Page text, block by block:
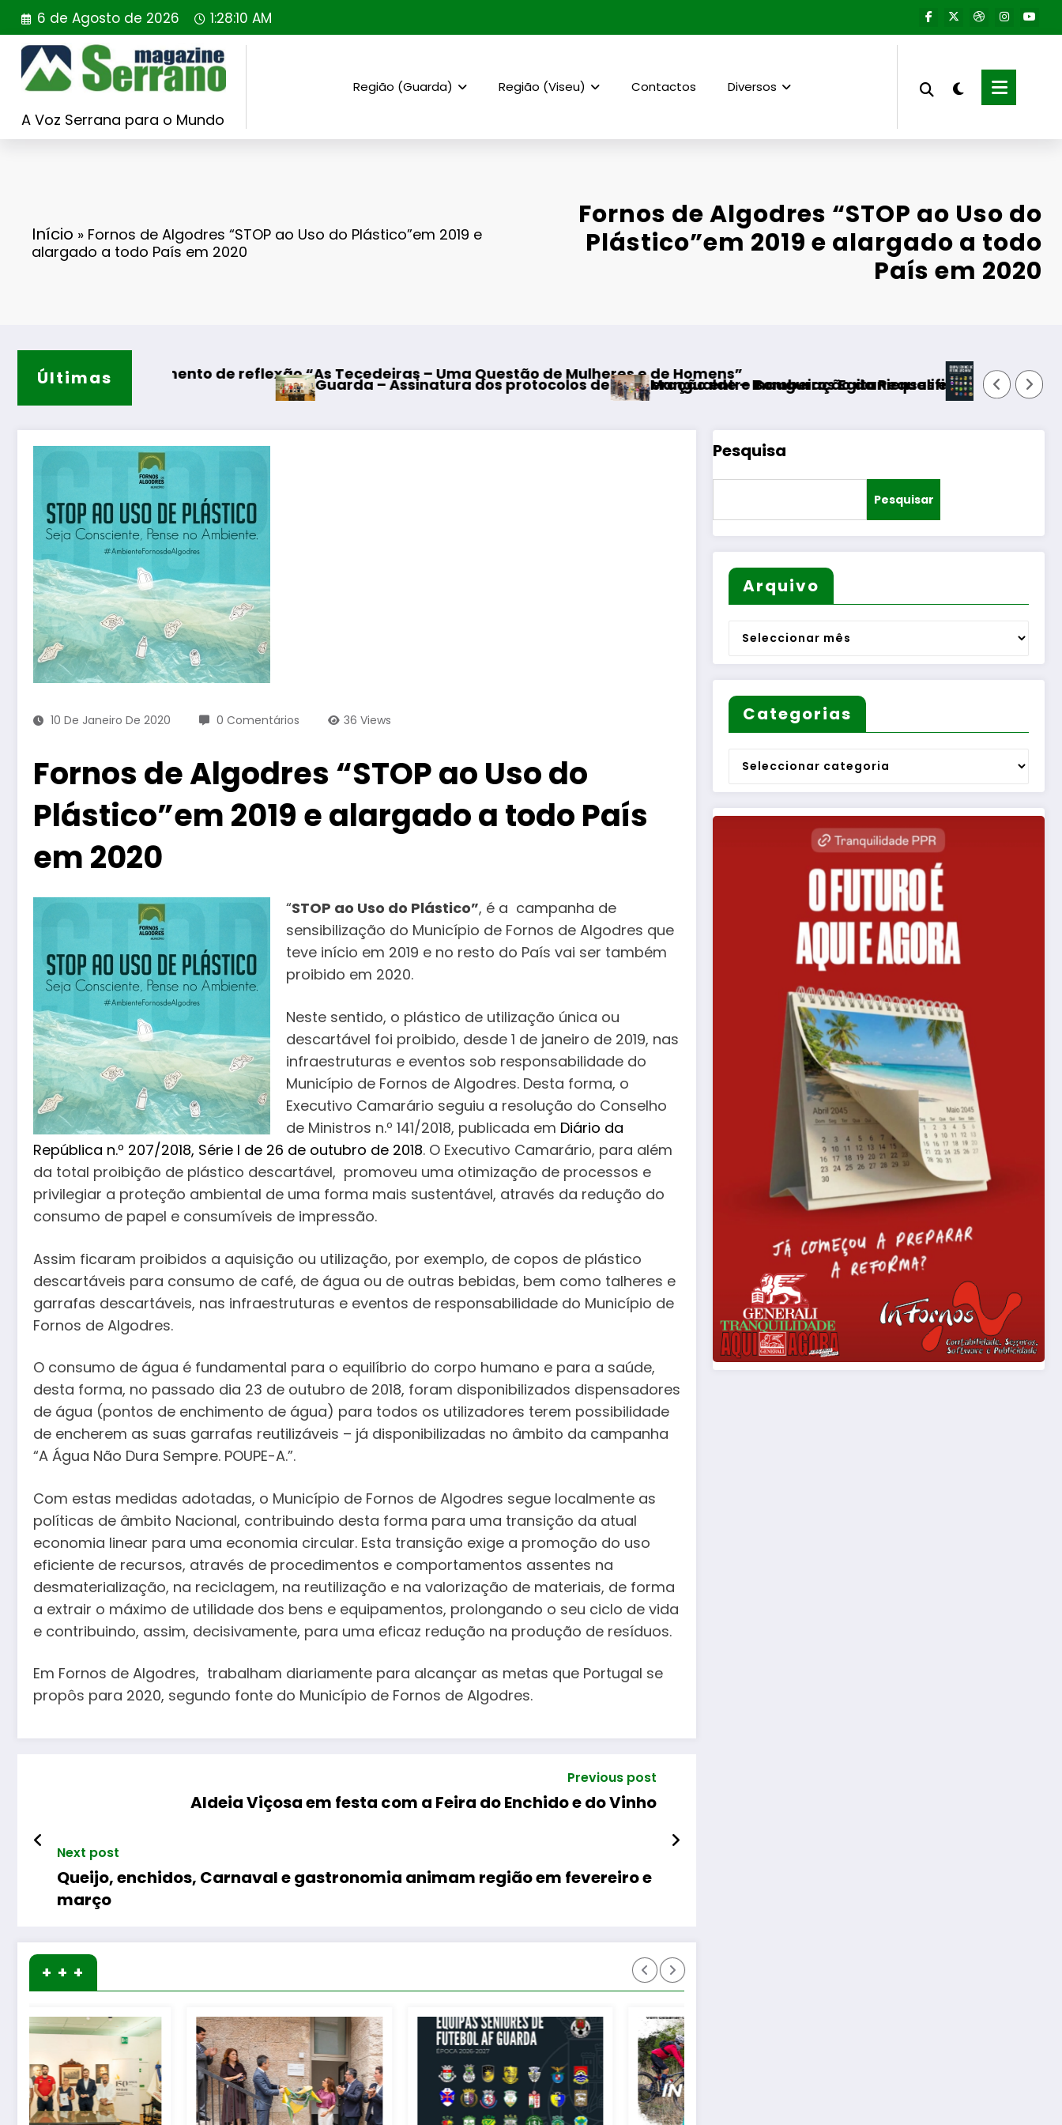
Saltar
para
conteúdo
6 de Agosto de 2026 1:28:11 AM
A Voz Serrana para o Mundo
Região (Guarda) Região (Viseu) Contactos Diversos
Início » Fornos de Algodres “STOP ao Uso do Plástico”em 2019 e
alargado a todo País em 2020
Fornos de Algodres “STOP ao Uso do
Plástico”em 2019 e alargado a todo
País em 2020
Últimas
de reflexão “As Tecedeiras – Uma Questão de Mulheres e de Homens”
Guarda – Assinatura dos protocolos de cooperação entre Bombeiros Egitanienses e diversas Freguesias
Mangualde – Inauguração da Requalificação do Bairro Municipal
Aumento do número de equipas
10 De Janeiro De 2020 0 Comentários 36 Views
Fornos de Algodres “STOP ao Uso do
Plástico”em 2019 e alargado a todo País
em 2020
“STOP ao Uso do Plástico”, é a campanha de
sensibilização do Município de Fornos de Algodres que
teve início em 2019 e no resto do País vai ser também
proibido em 2020.
Neste sentido, o plástico de utilização única ou
descartável foi proibido, desde 1 de janeiro de 2019, nas
infraestruturas e eventos sob responsabilidade do
Município de Fornos de Algodres. Desta forma, o
Executivo Camarário seguiu a resolução do Conselho
de Ministros n.º 141/2018, publicada em Diário da
República n.º 207/2018, Série I de 26 de outubro de 2018. O Executivo Camarário, para além
da total proibição de plástico descartável, promoveu uma otimização de processos e
privilegiar a proteção ambiental de uma forma mais sustentável, através da redução do
consumo de papel e consumíveis de impressão.
Assim ficaram proibidos a aquisição ou utilização, por exemplo, de copos de plástico
descartáveis para consumo de café, de água ou de outras bebidas, bem como talheres e
garrafas descartáveis, nas infraestruturas e eventos de responsabilidade do Município de
Fornos de Algodres.
O consumo de água é fundamental para o equilíbrio do corpo humano e para a saúde,
desta forma, no passado dia 23 de outubro de 2018, foram disponibilizados dispensadores
de água (pontos de enchimento de água) para todos os utilizadores terem possibilidade
de encherem as suas garrafas reutilizáveis – já disponibilizadas no âmbito da campanha
“A Água Não Dura Sempre. POUPE-A.”.
Com estas medidas adotadas, o Município de Fornos de Algodres segue localmente as
políticas de âmbito Nacional, contribuindo desta forma para uma transição da atual
economia linear para uma economia circular. Esta transição exige a promoção do uso
eficiente de recursos, através de procedimentos e comportamentos assentes na
desmaterialização, na reciclagem, na reutilização e na valorização de materiais, de forma
a extrair o máximo de utilidade dos bens e equipamentos, prolongando o seu ciclo de vida
e contribuindo, assim, decisivamente, para uma eficaz redução na produção de resíduos.
Em Fornos de Algodres, trabalham diariamente para alcançar as metas que Portugal se
propôs para 2020, segundo fonte do Município de Fornos de Algodres.
Previous post
Aldeia Viçosa em festa com a Feira do Enchido e do Vinho
Next post
Queijo, enchidos, Carnaval e gastronomia animam região em fevereiro e
março
+ + +
Pesquisa
Pesquisar
Arquivo
Arquivo
Categorias
Categorias